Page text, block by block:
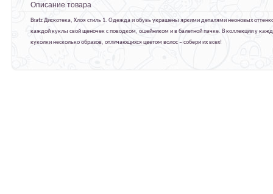
Описание товара
Bratz Дискотека, Хлоя стиль 1. Одежда и обувь украшены яркими деталями неоновых
каждой куклы свой щеночек с поводком, ошейником и в балетной пачке. В коллекции у
куколки несколько образов, отличающихся цветом волос – собери их всех!